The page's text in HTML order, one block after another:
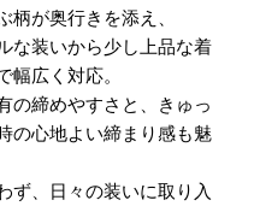
柄が奥行きを添え、
な装いから少し上品な着
幅広く対応。
の締めやすさと、きゅっ
の心地よい締まり感も魅
ず、日々の装いに取り入